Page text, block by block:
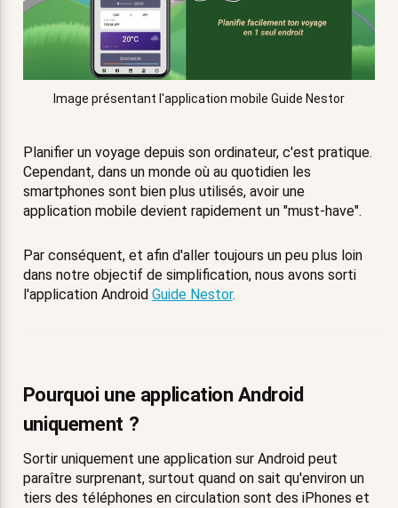
Image présentant l'application mobile Guide Nestor
Planifier un voyage depuis son ordinateur, c'est pratique.
Cependant, dans un monde où au quotidien les
smartphones sont bien plus utilisés, avoir une
application mobile devient rapidement un "must-have".
Par conséquent, et afin d'aller toujours un peu plus loin
dans notre objectif de simplification, nous avons sorti
l'application Android Guide Nestor.
Pourquoi une application Android
uniquement ?
Sortir uniquement une application sur Android peut
paraître surprenant, surtout quand on sait qu'environ un
tiers des téléphones en circulation sont des iPhones et